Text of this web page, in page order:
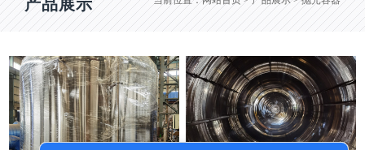
产品展示